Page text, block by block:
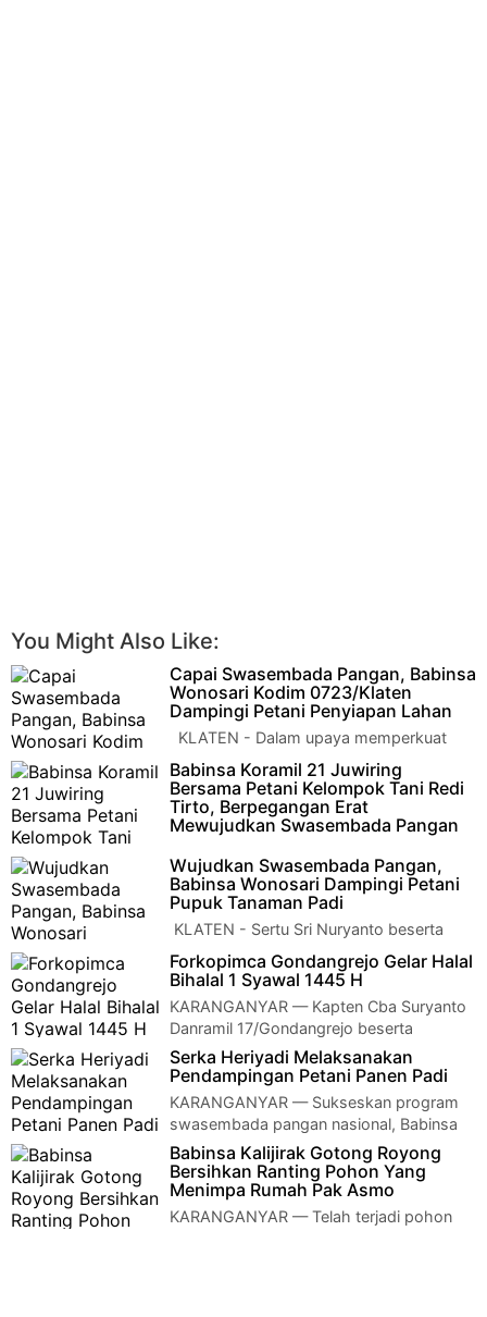
You Might Also Like:
Capai Swasembada Pangan, Babinsa
Wonosari Kodim 0723/Klaten
Dampingi Petani Penyiapan Lahan
KLATEN - Dalam upaya memperkuat
sektor pertanian sebagai tulang
punggung perekonomian lokal, Babinsa (Bintara Pemb…
Babinsa Koramil 21 Juwiring
Bersama Petani Kelompok Tani Redi
Tirto, Berpegangan Erat
Mewujudkan Swasembada Pangan
Koramil 21 Juwiring Kodim 0723/Klaten menunjukkan
komitmennya yang kokoh dalam mendukun…
Wujudkan Swasembada Pangan,
Babinsa Wonosari Dampingi Petani
Pupuk Tanaman Padi
KLATEN - Sertu Sri Nuryanto beserta
Sertu Mulyanto Babinsa Koramil 22
Wonosari Kodim 0723 Klaten melaksanakan Pendampin…
Forkopimca Gondangrejo Gelar Halal
Bihalal 1 Syawal 1445 H
KARANGANYAR — Kapten Cba Suryanto
Danramil 17/Gondangrejo beserta
anggota bersama Forkopimca Gondangrejo menghadiri acar…
Serka Heriyadi Melaksanakan
Pendampingan Petani Panen Padi
KARANGANYAR — Sukseskan program
swasembada pangan nasional, Babinsa
Koramil 14/Jatipuro Serka Heriyadi terus menerus mel…
Babinsa Kalijirak Gotong Royong
Bersihkan Ranting Pohon Yang
Menimpa Rumah Pak Asmo
KARANGANYAR — Telah terjadi pohon